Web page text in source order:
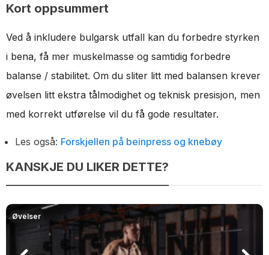
Kort oppsummert
Ved å inkludere bulgarsk utfall kan du forbedre styrken
i bena, få mer muskelmasse og samtidig forbedre
balanse / stabilitet. Om du sliter litt med balansen krever
øvelsen litt ekstra tålmodighet og teknisk presisjon, men
med korrekt utførelse vil du få gode resultater.
Les også: Forskjellen på beinpress og knebøy
KANSKJE DU LIKER DETTE?
Øvelser